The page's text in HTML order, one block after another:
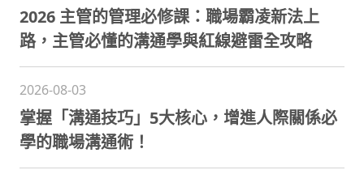
2026 主管的管理必修課：職場霸凌新法上
路，主管必懂的溝通學與紅線避雷全攻略
2026-08-03
掌握「溝通技巧」5大核心，增進人際關係必
學的職場溝通術！